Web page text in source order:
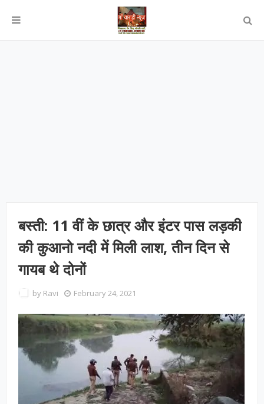
बस्‍ती: 11 वीं के छात्र और इंटर पास लड़की
की कुआनो नदी मेें मिली लाश, तीन दिन से
गायब थे दोनों
by Ravi February 24, 2021